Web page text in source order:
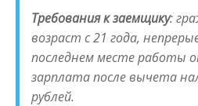
Требования к заемщику:
возраст с 21 года,
последнем месте работы
зарплата после вычета
рублей.